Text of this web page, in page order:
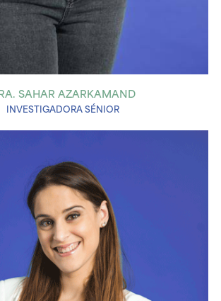
SAHAR AZARKAMAND
INVESTIGADORA SÉNIOR